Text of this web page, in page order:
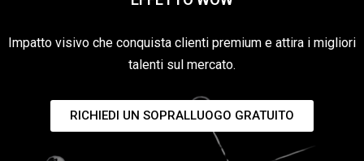
Impatto visivo che conquista clienti premium e attira i migliori
talenti sul mercato.
RICHIEDI UN SOPRALLUOGO GRATUITO